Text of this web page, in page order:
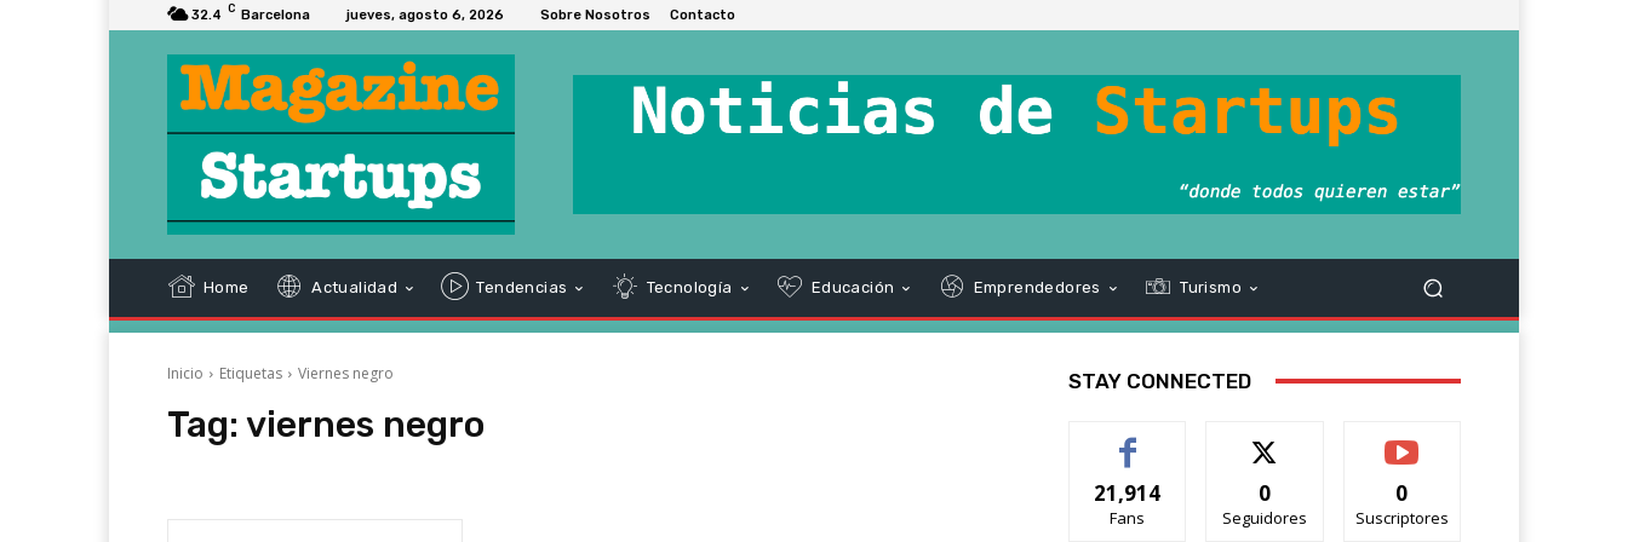
32.4 C Barcelona jueves, agosto 6, 2026 Sobre Nosotros Contacto
Home Actualidad Tendencias Tecnología Educación Emprendedores Turismo
Inicio Etiquetas Viernes negro
Tag: viernes negro
STAY CONNECTED
21,914
Fans
0
Seguidores
0
Suscriptores